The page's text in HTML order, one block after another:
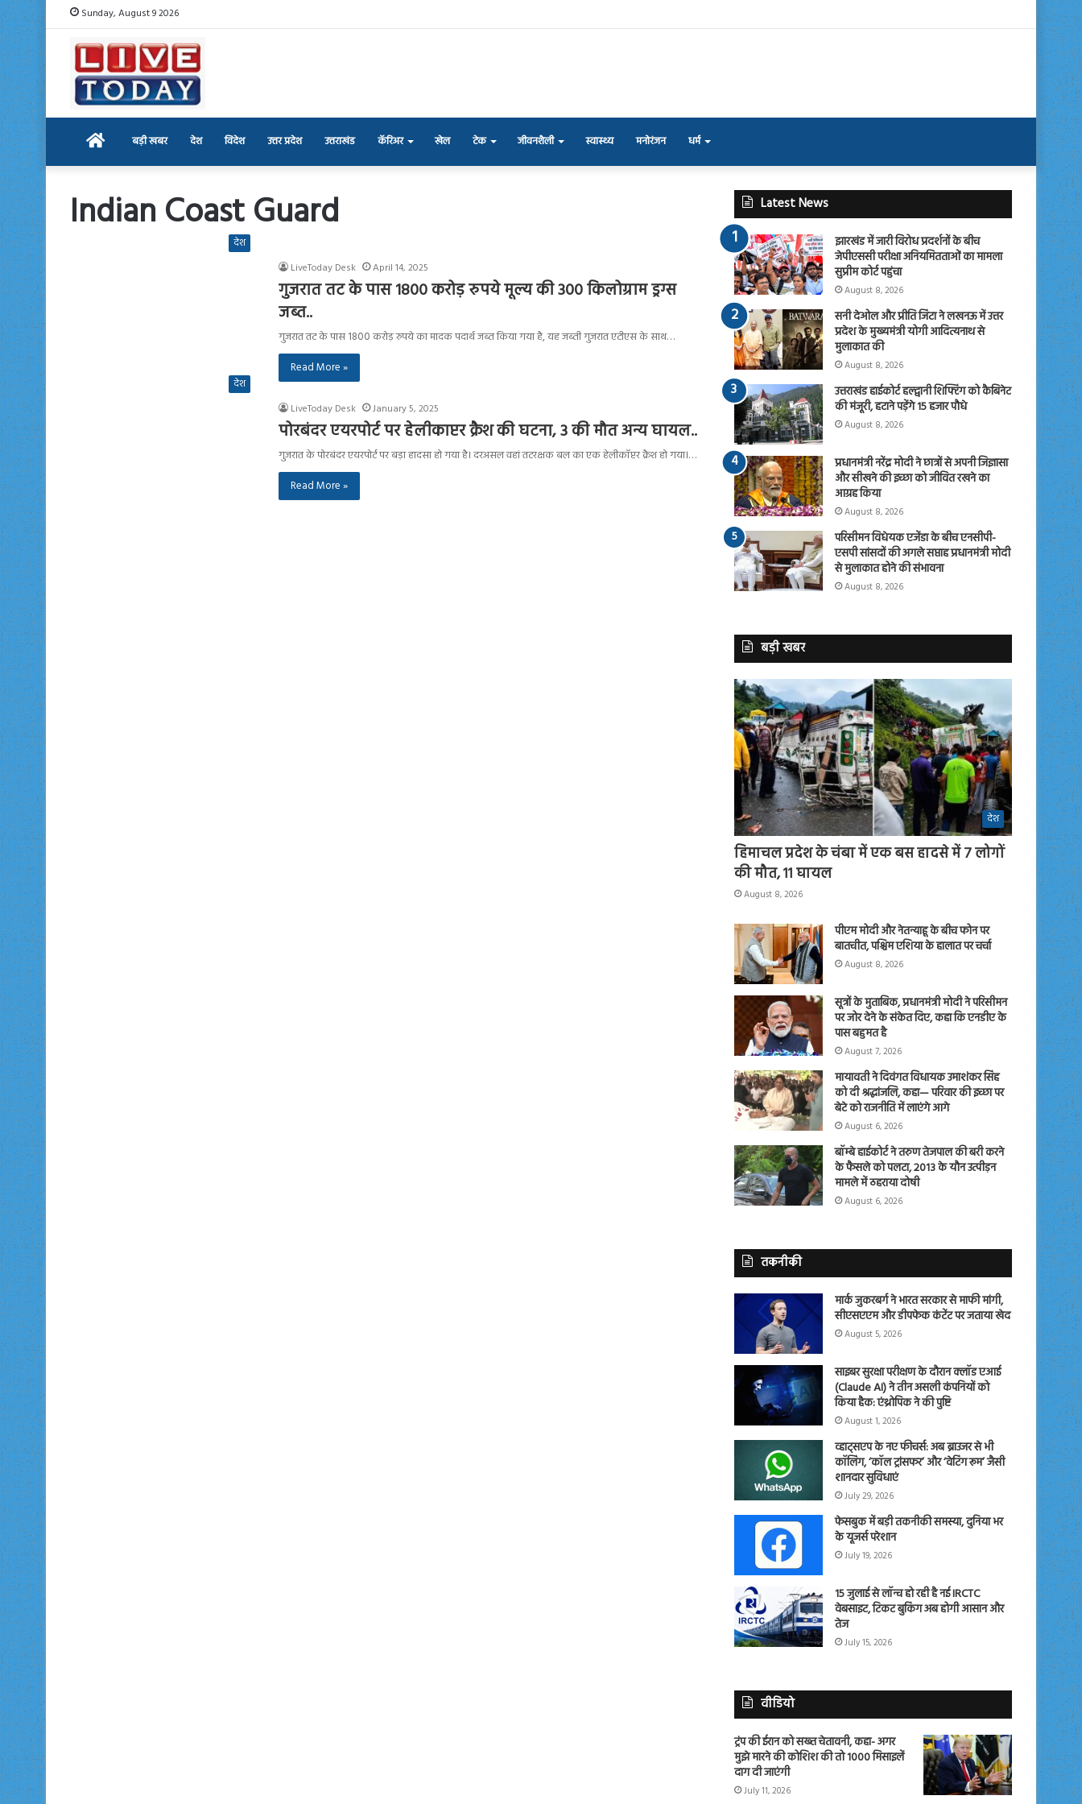
Sunday, August 9 2026
Home बड़ी खबर देश विदेश उत्तर प्रदेश उत्तराखंड कॅरिअर खेल टेक जीवनशैली स्वास्थ्य मनोरंजन धर्म
Indian Coast Guard
देश
LiveToday Desk
April 14, 2025
गुजरात तट के पास 1800 करोड़ रुपये मूल्य की 300 किलोग्राम ड्रग्स
जब्त..
गुजरात तट के पास 1800 करोड़ रुपये का मादक पदार्थ जब्त किया गया है, यह जब्ती गुजरात एटीएस के साथ…
Read More »
देश
LiveToday Desk
January 5, 2025
पोरबंदर एयरपोर्ट पर हेलीकाप्टर क्रैश की घटना, 3 की मौत अन्य घायल..
गुजरात के पोरबंदर एयरपोर्ट पर बड़ा हादसा हो गया है। दरअसल वहां तटरक्षक बल का एक हेलीकॉप्टर क्रैश हो गया।…
Read More »
Latest News
झारखंड में जारी विरोध प्रदर्शनों के बीच
जेपीएससी परीक्षा अनियमितताओं का मामला
सुप्रीम कोर्ट पहुंचा
August 8, 2026
सनी देओल और प्रीति जिंटा ने लखनऊ में उत्तर
प्रदेश के मुख्यमंत्री योगी आदित्यनाथ से
मुलाकात की
August 8, 2026
उत्तराखंड हाईकोर्ट हल्द्वानी शिफ्टिंग को कैबिनेट
की मंजूरी, हटाने पड़ेंगे 15 हजार पौधे
August 8, 2026
प्रधानमंत्री नरेंद्र मोदी ने छात्रों से अपनी जिज्ञासा
और सीखने की इच्छा को जीवित रखने का
आग्रह किया
August 8, 2026
परिसीमन विधेयक एजेंडा के बीच एनसीपी-
एसपी सांसदों की अगले सप्ताह प्रधानमंत्री मोदी
से मुलाकात होने की संभावना
August 8, 2026
बड़ी खबर
देश
हिमाचल प्रदेश के चंबा में एक बस हादसे में 7 लोगों
की मौत, 11 घायल
August 8, 2026
पीएम मोदी और नेतन्याहू के बीच फोन पर
बातचीत, पश्चिम एशिया के हालात पर चर्चा
August 8, 2026
सूत्रों के मुताबिक, प्रधानमंत्री मोदी ने परिसीमन
पर जोर देने के संकेत दिए, कहा कि एनडीए के
पास बहुमत है
August 7, 2026
मायावती ने दिवंगत विधायक उमाशंकर सिंह
को दी श्रद्धांजलि, कहा— परिवार की इच्छा पर
बेटे को राजनीति में लाएंगे आगे
August 6, 2026
बॉम्बे हाईकोर्ट ने तरुण तेजपाल की बरी करने
के फैसले को पलटा, 2013 के यौन उत्पीड़न
मामले में ठहराया दोषी
August 6, 2026
तकनीकी
मार्क जुकरबर्ग ने भारत सरकार से माफी मांगी,
सीएसएएम और डीपफेक कंटेंट पर जताया खेद
August 5, 2026
साइबर सुरक्षा परीक्षण के दौरान क्लॉड एआई
(Claude AI) ने तीन असली कंपनियों को
किया हैक: एंथ्रोपिक ने की पुष्टि
August 1, 2026
व्हाट्सएप के नए फीचर्स: अब ब्राउजर से भी
कॉलिंग, ‘कॉल ट्रांसफर’ और ‘वेटिंग रूम’ जैसी
शानदार सुविधाएं
July 29, 2026
फेसबुक में बड़ी तकनीकी समस्या, दुनिया भर
के यूजर्स परेशान
July 19, 2026
15 जुलाई से लॉन्च हो रही है नई IRCTC
वेबसाइट, टिकट बुकिंग अब होगी आसान और
तेज
July 15, 2026
वीडियो
ट्रंप की ईरान को सख्त चेतावनी, कहा- अगर
मुझे मारने की कोशिश की तो 1000 मिसाइलें
दाग दी जाएंगी
July 11, 2026